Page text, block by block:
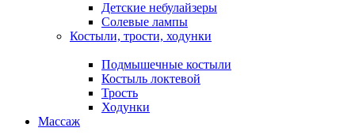
Детские небулайзеры
Солевые лампы
Костыли, трости, ходунки
Подмышечные костыли
Костыль локтевой
Трость
Ходунки
Массаж